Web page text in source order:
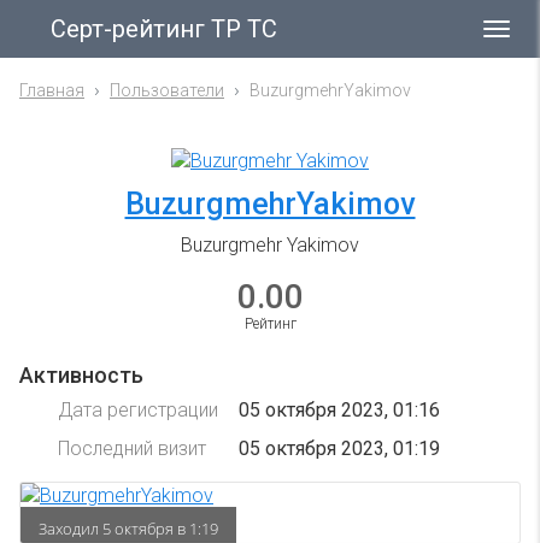
Серт-рейтинг ТР ТС
Главная Пользователи BuzurgmehrYakimov
BuzurgmehrYakimov
Buzurgmehr Yakimov
0.00
Рейтинг
Активность
Дата регистрации
05 октября 2023, 01:16
Последний визит
05 октября 2023, 01:19
Заходил 5 октября в 1:19